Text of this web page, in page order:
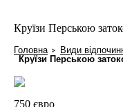
Круїзи Перською
Головна Види
Круїзи Перською
750 євро